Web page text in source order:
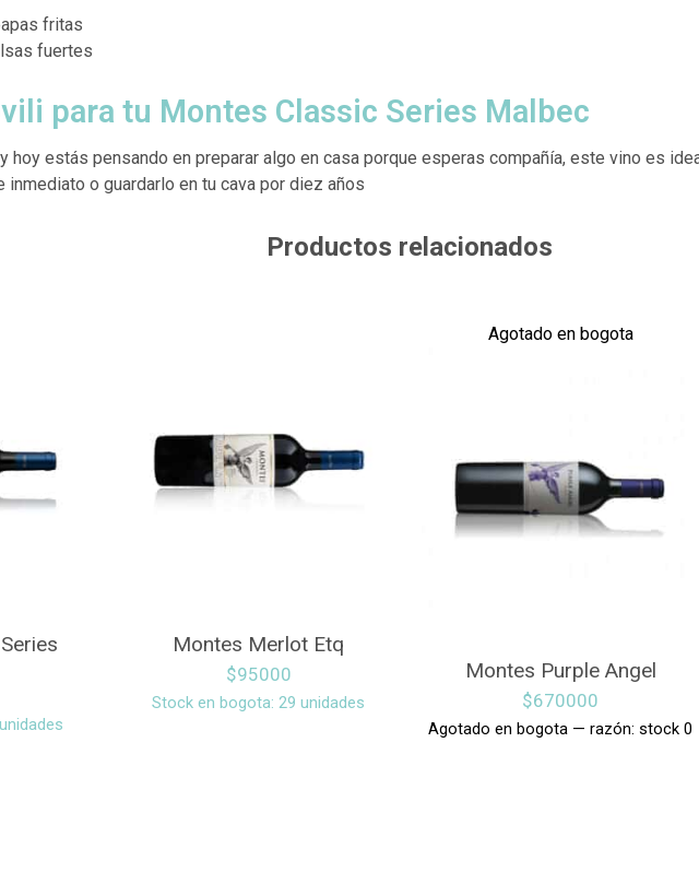
fritas
fuertes
para tu Montes Classic Series Malbec
hoy estás pensando en preparar algo en casa porque esperas compañía, este vino es
o guardarlo en tu cava por diez años
Productos relacionados
Montes Merlot Etq
$95000
Stock en bogota: 29 unidades
Agotado en bogota
Montes Purple Angel
$670000
Agotado en bogota — razón: stock 0